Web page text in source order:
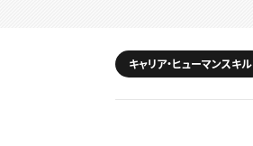
キャリア・ヒューマンスキル